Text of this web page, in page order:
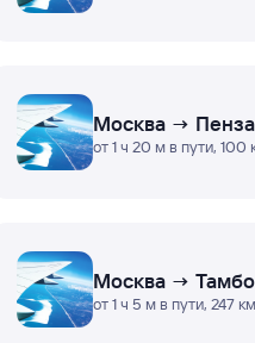
Москва → Пенза
от 1 ч 20 м в пути,
Москва →
от 1 ч 5 м в пути, 247